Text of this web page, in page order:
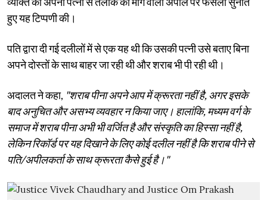
हुए यह टिप्पणी की।
पति द्वारा दी गई दलीलों में से एक यह थी कि उसकी पत्नी उसे बताए बिना
अपने दोस्तों के साथ बाहर जा रही थी और शराब भी पी रही थी।
अदालत ने कहा, "शराब पीना अपने आप में क्रूरता नहीं है, अगर इसके
बाद अनुचित और असभ्य व्यवहार न किया जाए। हालांकि, मध्यम वर्ग के
समाज में शराब पीना अभी भी वर्जित है और संस्कृति का हिस्सा नहीं है,
लेकिन रिकॉर्ड पर यह दिखाने के लिए कोई दलील नहीं है कि शराब पीने से
पति/अपीलकर्ता के साथ क्रूरता कैसे हुई है।"